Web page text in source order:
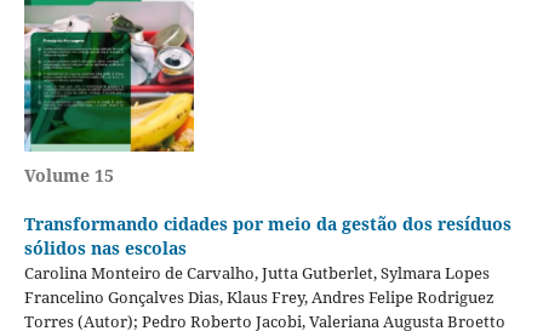
Volume 15
Transformando cidades por meio da gestão dos resíduos
sólidos nas escolas
Carolina Monteiro de Carvalho, Jutta Gutberlet, Sylmara Lopes
Francelino Gonçalves Dias, Klaus Frey, Andres Felipe Rodriguez
Torres (Autor); Pedro Roberto Jacobi, Valeriana Augusta Broetto